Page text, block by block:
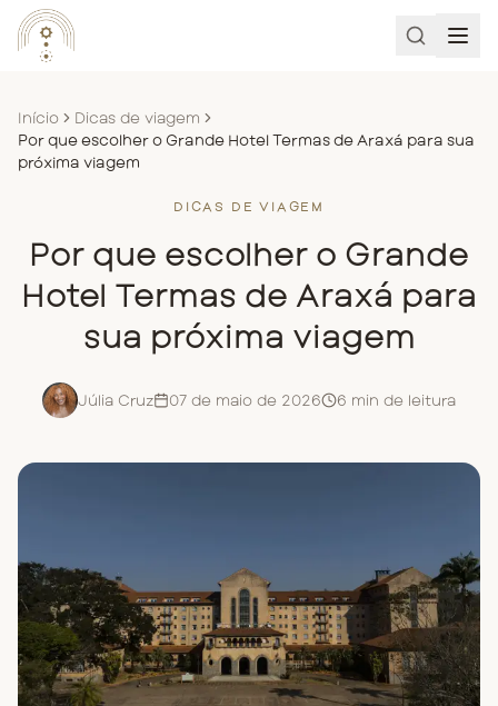
Início
Dicas de viagem
Por que escolher o Grande Hotel Termas de Araxá para sua
próxima viagem
DICAS DE VIAGEM
Por que escolher o Grande
Hotel Termas de Araxá para
sua próxima viagem
Júlia Cruz 07 de maio de 2026 6 min de leitura